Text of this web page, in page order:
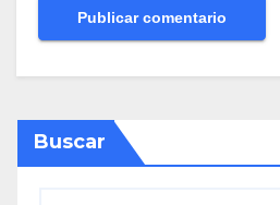
Buscar